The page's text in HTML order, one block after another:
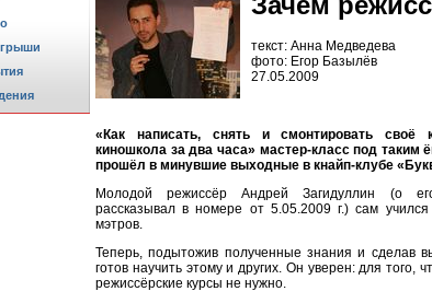
текст: Анна Медведева
фото: Егор Базылёв
27.05.2009
«Как написать, снять и смонтировать своё
киношкола за два часа» мастер-класс под таким
прошёл в минувшие выходные в кнайп-клубе
Молодой режиссёр Андрей Загидуллин (о
рассказывал в номере от 5.05.2009 г.) сам
мэтров.
Теперь, подытожив полученные знания и сделав
готов научить этому и других. Он уверен: для
режиссёрские курсы не нужно.